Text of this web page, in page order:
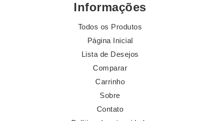
Informações
Todos os Produtos
Página Inicial
Lista de Desejos
Comparar
Carrinho
Sobre
Contato